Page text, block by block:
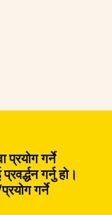
प्रयोग गर्ने
गर्नु हो।
गर्ने